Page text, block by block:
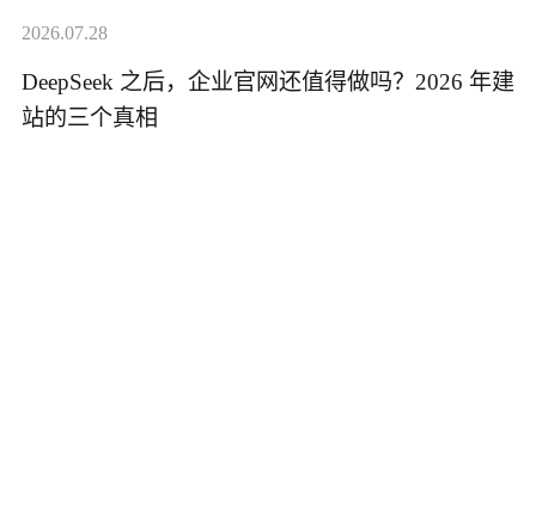
2026.07.28
DeepSeek 之后，企业官网还值得做吗？2026 年建
站的三个真相